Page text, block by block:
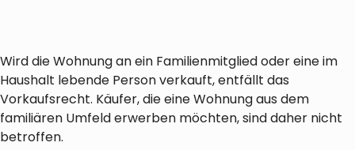
Wird die Wohnung an ein Familienmitglied oder eine im
Haushalt lebende Person verkauft, entfällt das
Vorkaufsrecht. Käufer, die eine Wohnung aus dem
familiären Umfeld erwerben möchten, sind daher nicht
betroffen.